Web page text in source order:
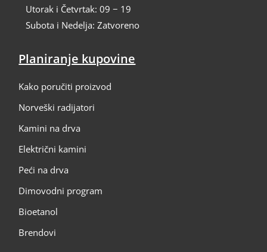
Utorak i Četvrtak: 09 − 19
Subota i Nedelja: Zatvoreno
Planiranje kupovine
Kako poručiti proizvod
Norveški radijatori
Kamini na drva
Električni kamini
Peći na drva
Dimovodni program
Bioetanol
Brendovi